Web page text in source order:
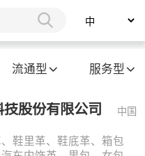
流通型 服务型
股份有限公司 中国
鞋里革、鞋底革、箱包